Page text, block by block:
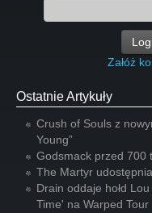
Załóż
Ostatnie Artykuły
Crush of Souls z
Young”
Godsmack przed 700
The Martyr
Drain oddaje hołd
Time' na Warped Tour